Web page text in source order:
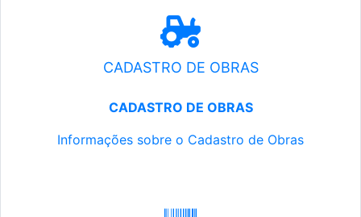
CADASTRO DE OBRAS
CADASTRO DE OBRAS
Informações sobre o Cadastro de Obras